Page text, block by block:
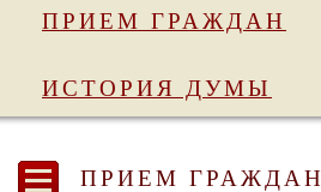
ПРИЕМ ГРАЖДАН
ИСТОРИЯ ДУМЫ
ПРИЕМ ГРАЖДАН